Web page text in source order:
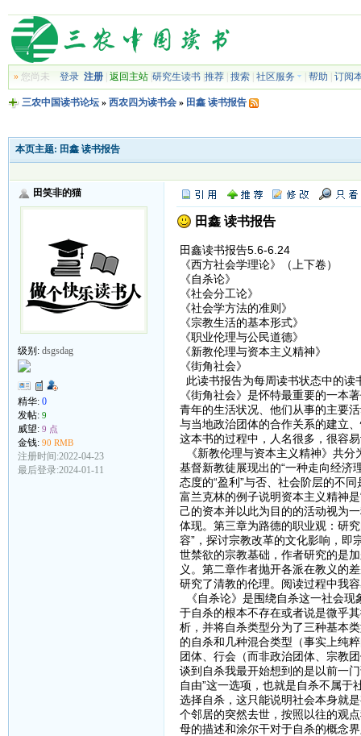
»您尚未 登录 注册| 返回主站| 研究生读书| 推荐| 搜索| 社区服务 帮助 订阅
三农中国读书论坛» 西农四为读书会 » 田鑫 读书报告
本页主题: 田鑫 读书报告
田笑非的猫
级别: dsgsdag
精华: 0
发帖: 9
威望: 9 点
金钱: 90 RMB
注册时间:2022-04-23
最后登录:2024-01-11
田鑫 读书报告
田鑫读书报告5.6-6.24
《西方社会学理论》（上下卷）
《自杀论》
《社会分工论》
《社会学方法的准则》
《宗教生活的基本形式》
《职业伦理与公民道德》
《新教伦理与资本主义精神》
《街角社会》
此读书报告为每周读书状态中的
《街角社会》是怀特最重要的一本
青年的生活状况、他们从事的主要
与当地政治团体的合作关系的建立
这本书的过程中，人名很多，很容
《新教伦理与资本主义精神》共分
基督新教徒展现出的“一种走向经济
态度的“盈利”与否、社会阶层的不
富兰克林的例子说明资本主义精神
己的资本并以此为目的的活动视为
体现。第三章为路德的职业观：研
容”，探讨宗教改革的文化影响，即
世禁欲的宗教基础，作者研究的是
义。第二章作者抛开各派在教义的
研究了清教的伦理。阅读过程中我
《自杀论》是围绕自杀这一社会
于自杀的根本不存在或者说是微乎
析，并将自杀类型分为了三种基本
的自杀和几种混合类型（事实上纯
团体、行会（而非政治团体、宗教
谈到自杀我最开始想到的是以前一
自由”这一选项，也就是自杀不属
选择自杀，这只能说明社会本身就
个邻居的突然去世，按照以往的观
母的描述和涂尔干对于自杀的概念